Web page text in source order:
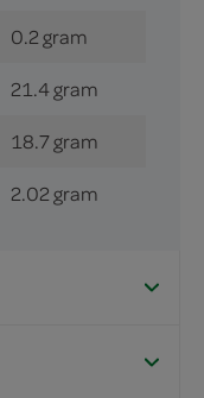
0.2 gram
21.4 gram
18.7 gram
2.02 gram